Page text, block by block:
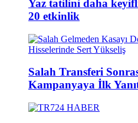
Yaz tatilini daha
20 etkinlik
Salah Transferi
Kampanyaya İlk